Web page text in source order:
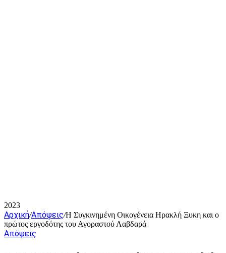
2023
Αρχική/Απόψεις/Η Συγκινημένη Οικογένεια Ηρακλή Ξυκη και ο
πρώτος εργοδότης του Αγοραστού Λαβδαρά
Απόψεις